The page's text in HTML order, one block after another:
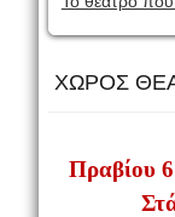
ΧΩΡΟΣ
Πραβίου